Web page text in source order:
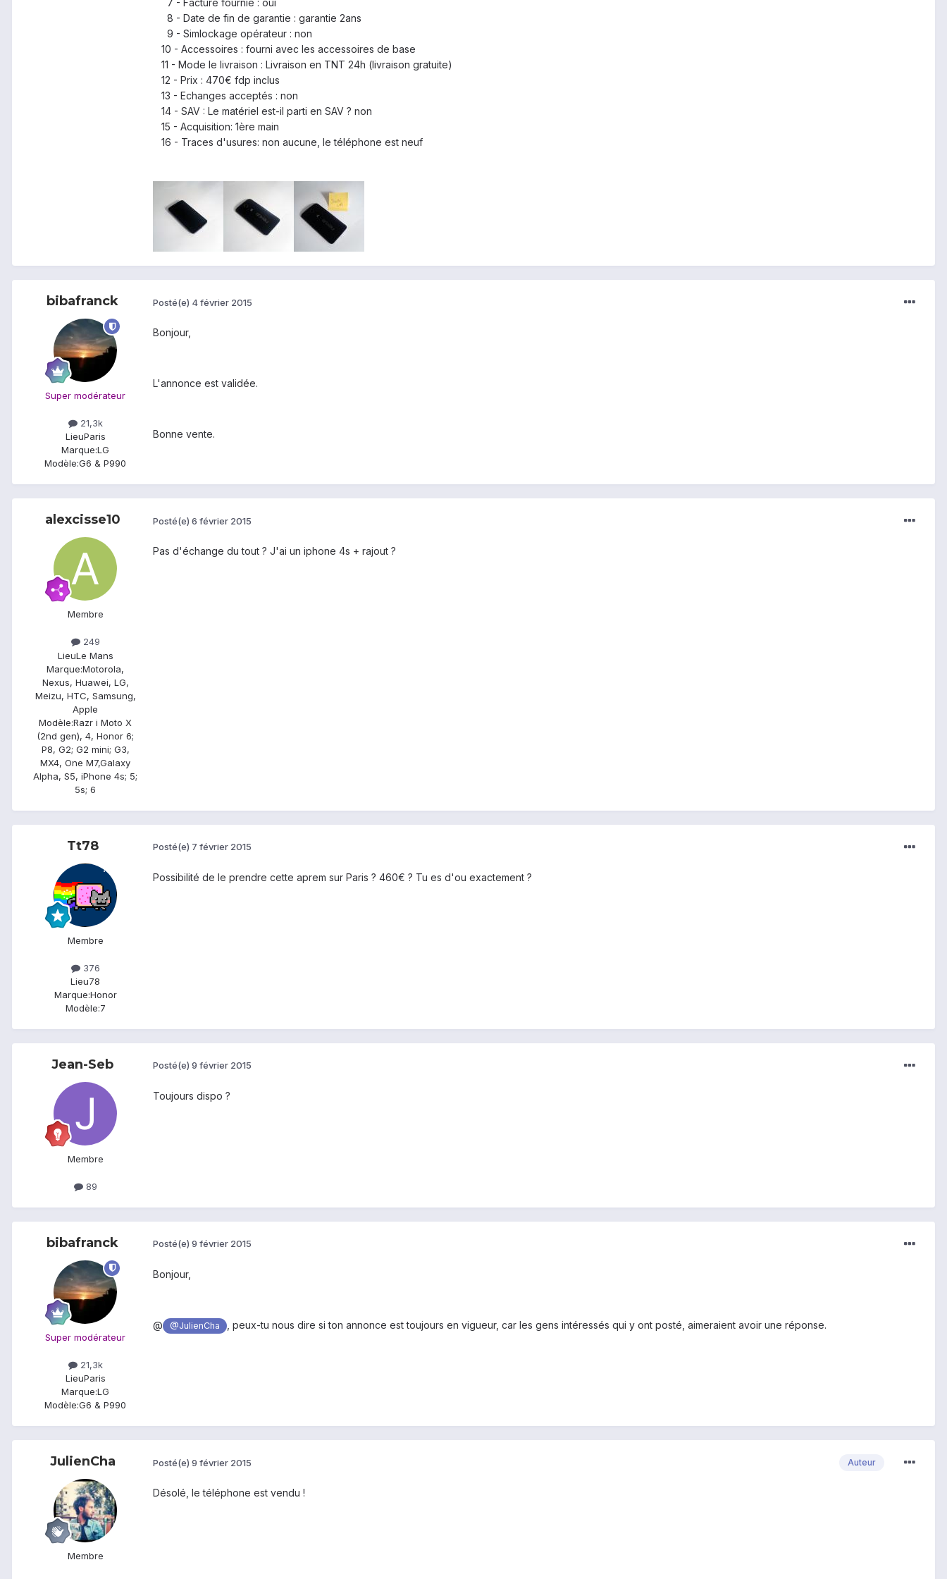
7 - Facture fournie : oui
8 - Date de fin de garantie : garantie 2ans
9 - Simlockage opérateur : non
10 - Accessoires : fourni avec les accessoires de base
11 - Mode le livraison : Livraison en TNT 24h (livraison gratuite)
12 - Prix : 470€ fdp inclus
13 - Echanges acceptés : non
14 - SAV : Le matériel est-il parti en SAV ? non
15 - Acquisition: 1ère main
16 - Traces d'usures: non aucune, le téléphone est neuf
bibafranck
Super modérateur
21,3k
LieuParis
Marque:LG
Modèle:G6 & P990
Posté(e) 4 février 2015
Bonjour,
L'annonce est validée.
Bonne vente.
alexcisse10
Membre
249
LieuLe Mans
Marque:Motorola,
Nexus, Huawei, LG,
Meizu, HTC, Samsung,
Apple
Modèle:Razr i Moto X
(2nd gen), 4, Honor 6;
P8, G2; G2 mini; G3,
MX4, One M7,Galaxy
Alpha, S5, iPhone 4s; 5;
5s; 6
Posté(e) 6 février 2015
Pas d'échange du tout ? J'ai un iphone 4s + rajout ?
Tt78
Membre
376
Lieu78
Marque:Honor
Modèle:7
Posté(e) 7 février 2015
Possibilité de le prendre cette aprem sur Paris ? 460€ ? Tu es d'ou exactement ?
Jean-Seb
Membre
89
Posté(e) 9 février 2015
Toujours dispo ?
bibafranck
Super modérateur
21,3k
LieuParis
Marque:LG
Modèle:G6 & P990
Posté(e) 9 février 2015
Bonjour,
@ @JulienCha , peux-tu nous dire si ton annonce est toujours en vigueur, car les gens intéressés qui y ont posté, aimeraient avoir une réponse.
JulienCha
Membre
Auteur
Posté(e) 9 février 2015
Désolé, le téléphone est vendu !